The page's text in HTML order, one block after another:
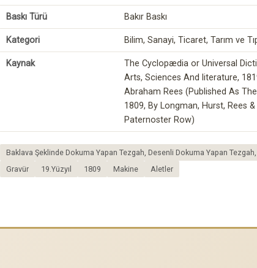
Baskı Türü Bakır Baskı
Kategori Bilim, Sanayi, Ticaret, Tarım ve
Kaynak
The Cyclopædia or Universal
Arts, Sciences And literature,
Abraham Rees (Published As
1809, By Longman, Hurst, Rees &
Paternoster Row)
Baklava Şeklinde Dokuma Yapan Tezgah, Desenli Dokuma Yapan Tezgah,
Gravür
19.Yüzyıl 1809 Makine Aletler